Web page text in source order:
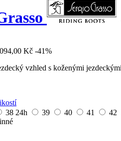
Kč -41%
vzhled s koženými
38 24h 39 40 41 42